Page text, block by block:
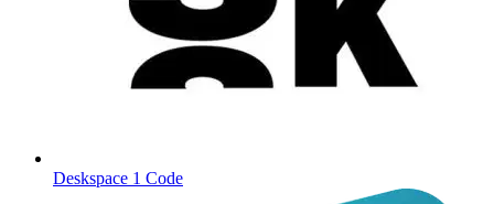
Deskspace 1 Code